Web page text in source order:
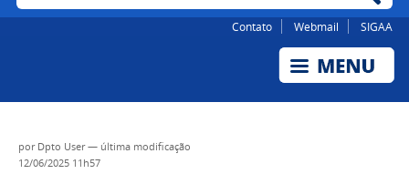
Contato Webmail SIGAA
por Dpto User— última modificação
12/06/2025 11h57